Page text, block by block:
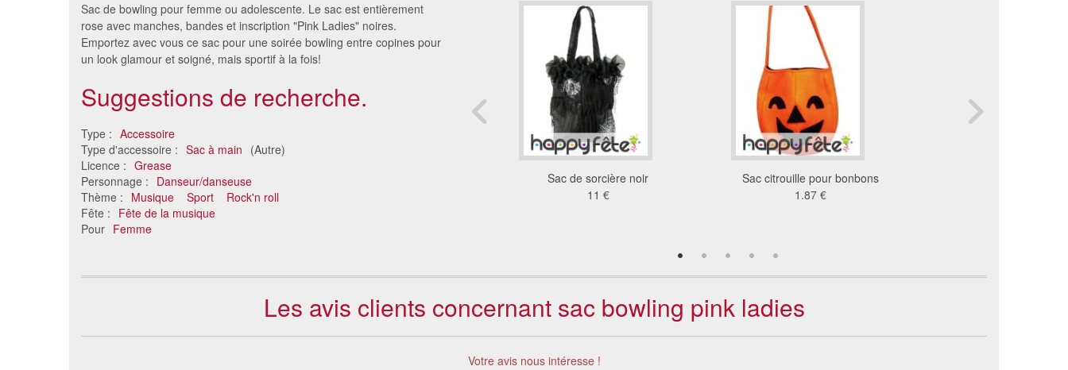
Sac de bowling pour femme ou adolescente. Le sac est entièrement
rose avec manches, bandes et inscription "Pink Ladies" noires.
Emportez avec vous ce sac pour une soirée bowling entre copines pour
un look glamour et soigné, mais sportif à la fois!
Suggestions de recherche.
Type : Accessoire
Type d'accessoire : Sac à main (Autre)
Licence : Grease
Personnage : Danseur/danseuse
Thème : Musique Sport
Rock'n roll
Fête : Fête de la musique
Pour Femme
Sac a main retro noir et
paillettes
6.35 €
Sac de sorcière noir
11 €
Sac citrouille pour bonbons
1.87 €
Les avis clients concernant sac bowling pink ladies
Votre avis nous intéresse !